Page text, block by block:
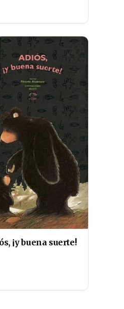
¡y buena suerte!